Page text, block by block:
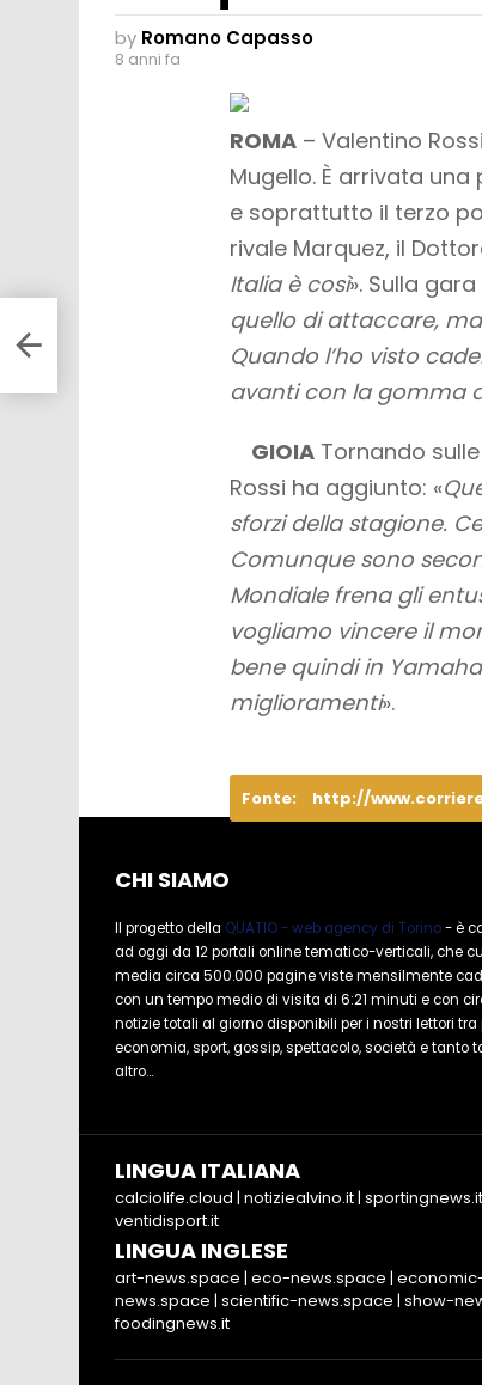
by Romano Capasso
8 anni fa
ROMA – Valentino
Mugello. È arrivata
e soprattutto il terzo
rivale Marquez, il
Italia è così». Sulla
quello di attaccare,
Quando l’ho visto
avanti con la gomma
GIOIA Tornando
Rossi ha aggiunto: «
sforzi della stagione.
Comunque sono
Mondiale frena gli
vogliamo vincere il
bene quindi in
miglioramenti».
Fonte: http://
CHI SIAMO
Il progetto della QUATIO - web agency di Torino- è
ad oggi da 12 portali online tematico-verticali, che
media circa 500.000 pagine viste mensilmente
con un tempo medio di visita di 6:21 minuti e con
notizie totali al giorno disponibili per i nostri lettori tra
economia, sport, gossip, spettacolo, società e tanto
altro...
LINGUA ITALIANA
calciolife.cloud | notiziealvino.it| sportingnews.it
ventidisport.it
LINGUA INGLESE
art-news.space | eco-news.space |
news.space | scientific-news.space | show-
foodingnews.it